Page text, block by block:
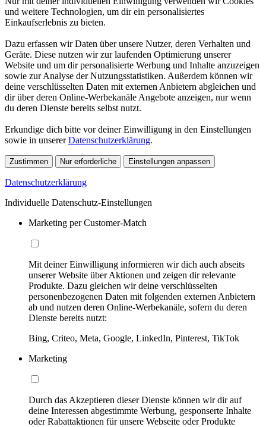
und weitere Technologien, um dir ein personalisiertes
Einkaufserlebnis zu bieten.
Dazu erfassen wir Daten über unsere Nutzer, deren Verhalten und
Geräte. Diese nutzen wir zur laufenden Optimierung unserer
Website und um dir personalisierte Werbung und Inhalte anzuzeigen
sowie zur Analyse der Nutzungsstatistiken. Außerdem können wir
deine verschlüsselten Daten mit externen Anbietern abgleichen und
dir über deren Online-Werbekanäle Angebote anzeigen, nur wenn
du deren Dienste bereits selbst nutzt.
Erkundige dich bitte vor deiner Einwilligung in den Einstellungen
sowie in unsererDatenschutzerklärung.
Zustimmen Nur erforderliche Einstellungen anpassen
Datenschutzerklärung
Individuelle Datenschutz-Einstellungen
Marketing per Customer-Match
Mit deiner Einwilligung informieren wir dich auch abseits
unserer Website über Aktionen und zeigen dir relevante
Produkte. Dazu gleichen wir deine verschlüsselten
personenbezogenen Daten mit folgenden externen Anbietern
ab und nutzen deren Online-Werbekanäle, sofern du deren
Dienste bereits nutzt:
Bing, Criteo, Meta, Google, LinkedIn, Pinterest, TikTok
Marketing
Durch das Akzeptieren dieser Dienste können wir dir auf
deine Interessen abgestimmte Werbung, gesponserte Inhalte
oder Rabattaktionen für unsere Webseite oder Produkte